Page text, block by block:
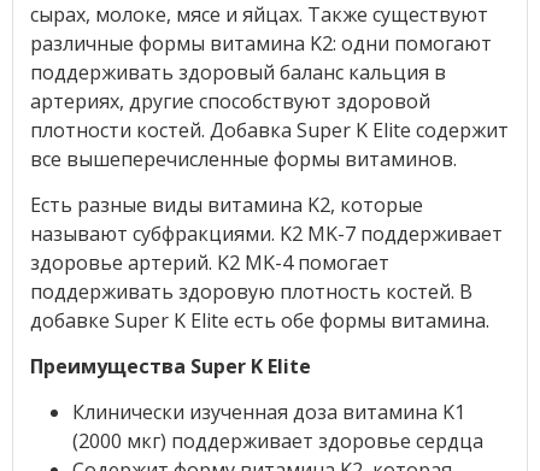
сырах, молоке, мясе и яйцах. Также существуют
различные формы витамина K2: одни помогают
поддерживать здоровый баланс кальция в
артериях, другие способствуют здоровой
плотности костей. Добавка Super K Elite содержит
все вышеперечисленные формы витаминов.
Есть разные виды витамина K2, которые
называют субфракциями. K2 MK-7 поддерживает
здоровье артерий. K2 MK-4 помогает
поддерживать здоровую плотность костей. В
добавке Super K Elite есть обе формы витамина.
Преимущества Super K Elite
Клинически изученная доза витамина K1
(2000 мкг) поддерживает здоровье сердца